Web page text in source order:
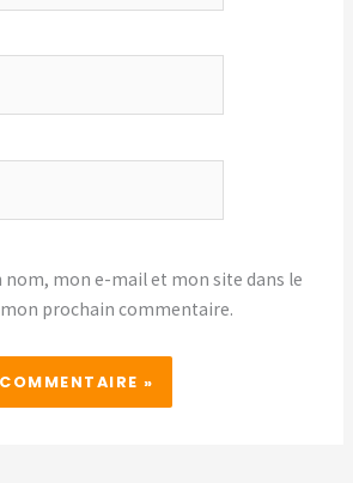
mon e-mail et mon site dans le
prochain commentaire.